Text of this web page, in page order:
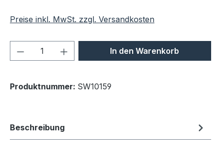
Preise inkl. MwSt. zzgl. Versandkosten
Produkt Anzahl: Gib denIn den Warenkorb
Produktnummer: SW10159
Beschreibung